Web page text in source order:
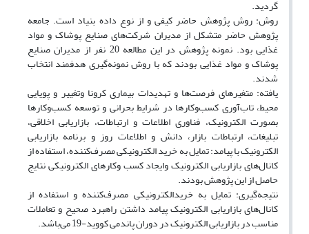
گردید.
روش: روش پژوهش حاضر کیفی و از نوع داده بنیاد است. جامعه
پژوهش حاضر متشکل از مدیران شرکت‌های صنایع پوشاک و مواد
غذایی بود. نمونه پژوهش در این مطالعه 20 نفر از مدیران صنایع
پوشاک و مواد غذایی بودند که با روش نمونه‌گیری هدفمند انتخاب
شدند.
یافته: متغیرهای فرصت‌ها و تهدیدات بیماری کرونا وتغییر و پویایی
محیط، تاب‌آوری کسب‌‌وکارها در شرایط بحرانی و توسعه کسب‌وکارها
بصورت الکترونیک، فناوری اطلاعات و ارتباطات، بازاریابی اخلاقی،
تبلیغات، ارتباطات بازار، دانش و اطلاعات روز و برنامه بازاریابی
الکترونیک با پیامد: تمایل به خرید الکترونیکی مصرف‌کننده، استفاده از
کانال‌های بازاریابی الکترونیک وایجاد کسب وکارهای الکترونیکی نتایج
حاصل از این پژوهش بودند.
نتیجه‌گیری: تمایل به خریدالکترونیکی مصرف‌کننده و استفاده از
کانال‌های بازاریابی الکترونیک پیامد داشتن راهبرد صحیح و تعاملات
مناسب در بازاریابی الکترونیک در دوران پاندمی کووید-19 می‌باشد.